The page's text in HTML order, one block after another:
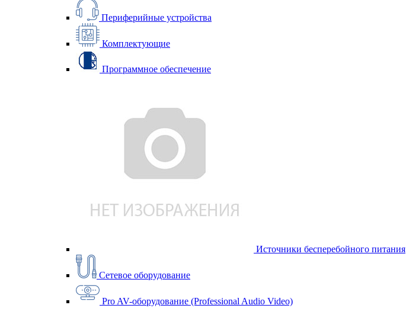
Периферийные устройства
Комплектующие
Программное обеспечение
Источники бесперебойного питания
Сетевое оборудование
Pro AV-оборудование (Professional Audio Video)